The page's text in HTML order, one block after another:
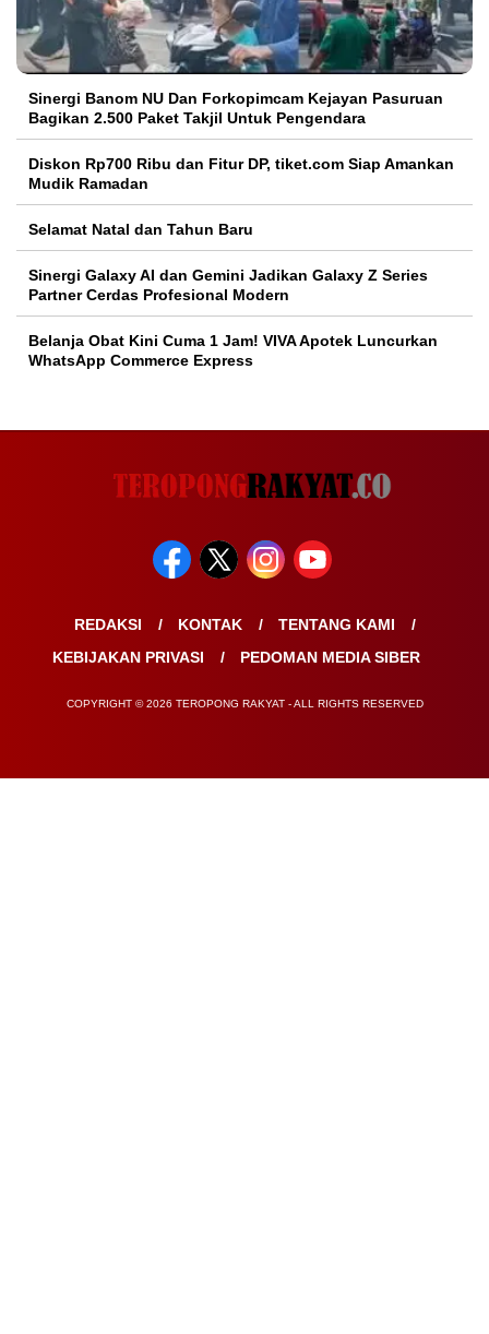
Sinergi Banom NU Dan Forkopimcam Kejayan Pasuruan
Bagikan 2.500 Paket Takjil Untuk Pengendara
Diskon Rp700 Ribu dan Fitur DP, tiket.com Siap Amankan
Mudik Ramadan
Selamat Natal dan Tahun Baru
Sinergi Galaxy AI dan Gemini Jadikan Galaxy Z Series
Partner Cerdas Profesional Modern
Belanja Obat Kini Cuma 1 Jam! VIVA Apotek Luncurkan
WhatsApp Commerce Express
REDAKSI KONTAK
TENTANG KAMI
KEBIJAKAN PRIVASI
PEDOMAN MEDIA SIBER
COPYRIGHT © 2026 TEROPONG RAKYAT - ALL RIGHTS RESERVED